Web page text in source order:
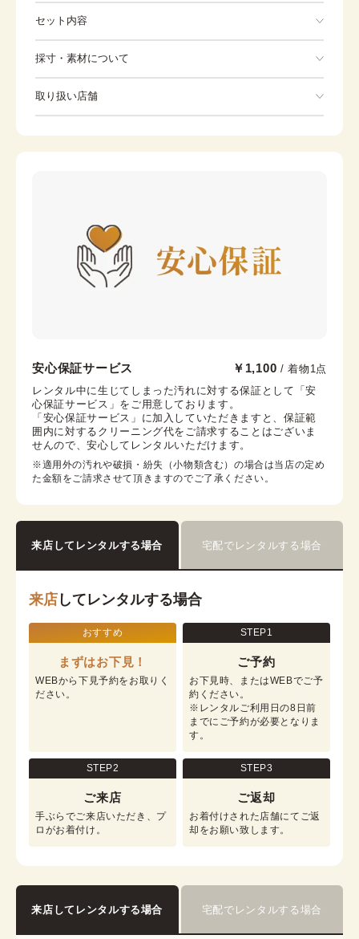
セット内容
※着付けに必要な一式をすべて含みます。
着物
足袋 肌着
帯揚げ 伊達襟
コーリンベルト 襟芯
採寸・素材について
身丈 162cm
取り扱い店舗
京都府京都市下京区烏丸通七条下る東塩小路町721−1 京
都タワービル3F
営業時間： 10:00 ~ 17:30
着付け最終受付時間：15:30
返却締め切り時間：17:30
安心保証サービス ￥1,100 / 着物1点
レンタル中に生じてしまった汚れに対する保証として「安
心保証サービス」をご用意しております。
「安心保証サービス」に加入していただきますと、保証範
囲内に対するクリーニング代をご請求することはございま
せんので、安心してレンタルいただけます。
※適用外の汚れや破損・紛失（小物類含む）の場合は当店の定め
た金額をご請求させて頂きますのでご了承ください。
来店してレンタルする場合 宅配でレンタルする場合
来店 してレンタルする場合
おすすめ
まずはお下見！
WEBから下見予約をお取りく
ださい。
STEP1
ご予約
お下見時、またはWEBでご予
約ください。
※レンタルご利用日の8日前
までにご予約が必要となりま
す。
STEP2
ご来店
手ぶらでご来店いただき、プ
ロがお着付け。
STEP3
ご返却
お着付けされた店舗にてご返
却をお願い致します。
来店してレンタルする場合 宅配でレンタルする場合